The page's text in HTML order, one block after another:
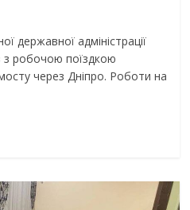
державної адміністрації
з робочою поїздкою
через Дніпро. Роботи на